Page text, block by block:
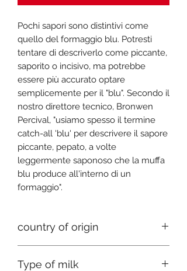
Pochi sapori sono distintivi come
quello del formaggio blu. Potresti
tentare di descriverlo come piccante,
saporito o incisivo, ma potrebbe
essere più accurato optare
semplicemente per il "blu". Secondo il
nostro direttore tecnico, Bronwen
Percival, "usiamo spesso il termine
catch-all 'blu' per descrivere il sapore
piccante, pepato, a volte
leggermente saponoso che la muffa
blu produce all'interno di un
formaggio".
country of origin
Type of milk